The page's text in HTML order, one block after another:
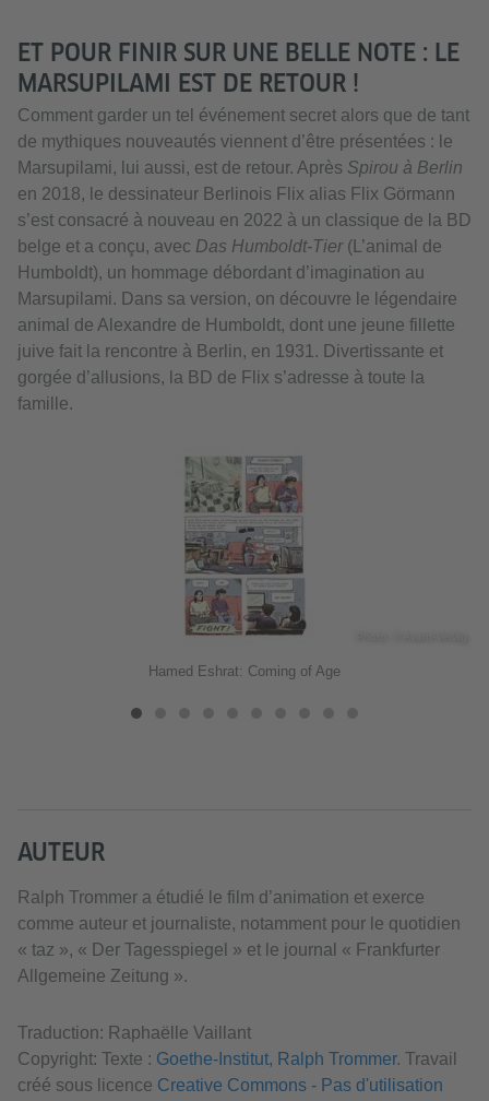
ET POUR FINIR SUR UNE BELLE NOTE : LE
MARSUPILAMI EST DE RETOUR !
Comment garder un tel événement secret alors que de tant
de mythiques nouveautés viennent d’être présentées : le
Marsupilami, lui aussi, est de retour. Après Spirou à Berlin
en 2018, le dessinateur Berlinois Flix alias Flix Görmann
s’est consacré à nouveau en 2022 à un classique de la BD
belge et a conçu, avec Das Humboldt-Tier(L’animal de
Humboldt), un hommage débordant d’imagination au
Marsupilami. Dans sa version, on découvre le légendaire
animal de Alexandre de Humboldt, dont une jeune fillette
juive fait la rencontre à Berlin, en 1931. Divertissante et
gorgée d’allusions, la BD de Flix s’adresse à toute la
famille.
Hamed Eshrat: Coming of Age
AUTEUR
Ralph Trommer a étudié le film d’animation et exerce
comme auteur et journaliste, notamment pour le quotidien
« taz », « Der Tagesspiegel » et le journal « Frankfurter
Allgemeine Zeitung ».
Traduction: Raphaëlle Vaillant
Copyright: Texte : Goethe-Institut, Ralph Trommer. Travail
créé sous licence Creative Commons - Pas d'utilisation